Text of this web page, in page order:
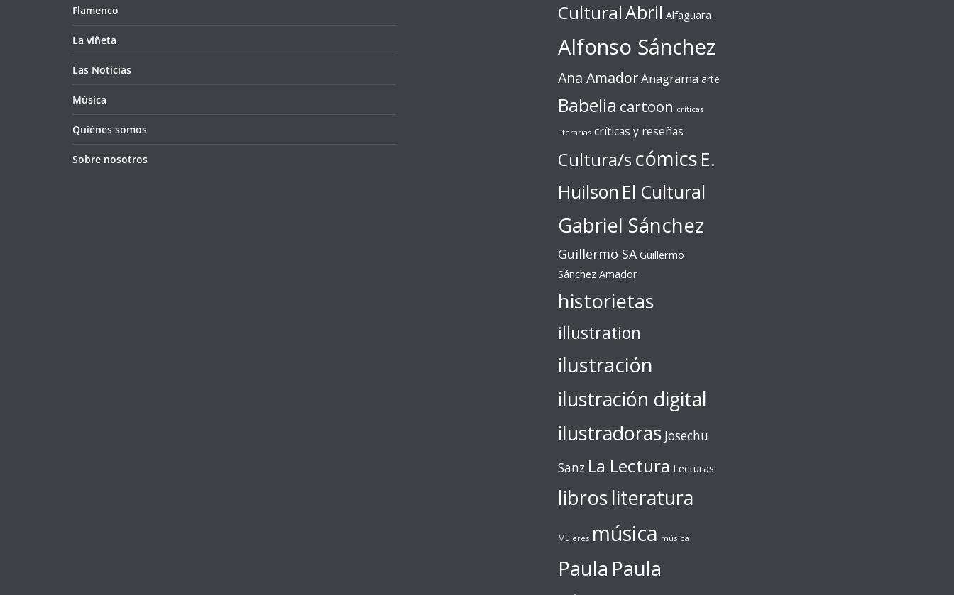
Flamenco
La viñeta
Las Noticias
Música
Quiénes somos
Sobre nosotros
CulturalAbril Alfaguara
Alfonso Sánchez
Ana AmadorAnagrama arte
Babelia cartoon críticas
literarias críticas y reseñas
Cultura/s cómics E.
Huilson El Cultural
Gabriel Sánchez
Guillermo SA Guillermo
Sánchez Amador
historietas
illustration
ilustración
ilustración digital
ilustradoras Josechu
Sanz La Lectura Lecturas
librosliteratura
Mujeres música música
Paula Paula